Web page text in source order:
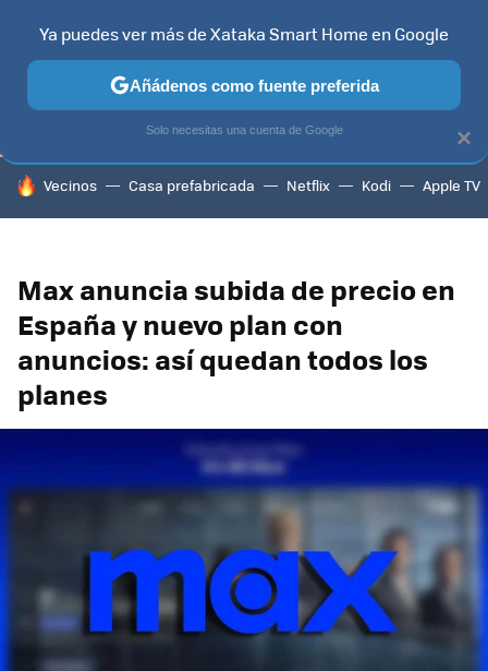
TELEVISORES CONTENIDOS SMART TV SELECCIÓN
HOY SE HABLA DE
Vecinos Casa prefabricada Netflix Kodi Apple TV
Max anuncia subida de precio en
España y nuevo plan con
anuncios: así quedan todos los
planes
×
Ya puedes ver más de Xataka Smart Home en Google
Añádenos como fuente preferida
Solo necesitas una cuenta de Google